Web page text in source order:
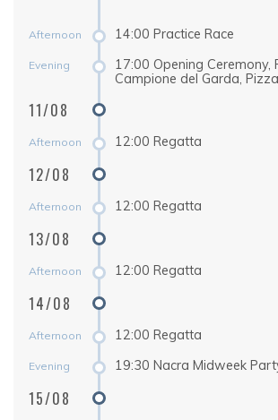
Afternoon 14:00 Practice Race
Evening
17:00 Opening Ceremony,
Campione del Garda,
11/08
Afternoon 12:00 Regatta
12/08
Afternoon 12:00 Regatta
13/08
Afternoon 12:00 Regatta
14/08
Afternoon 12:00 Regatta
Evening 19:30Nacra Midweek
15/08